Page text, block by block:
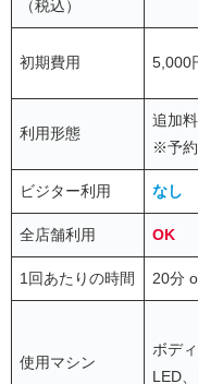
（税込）
初期費用 5,000
利用形態
追加
※予約
ビジター利用 なし
全店舗利用 OK
1回あたりの時間 20分
使用マシン
ボデ
LED